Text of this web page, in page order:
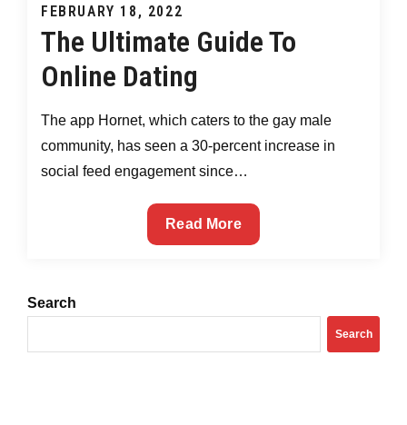
Posted
on
FEBRUARY 18, 2022
The Ultimate Guide To
Online Dating
The app Hornet, which caters to the gay male
community, has seen a 30-percent increase in
social feed engagement since…
The
Ultimate
Online
Read More
Search
Search